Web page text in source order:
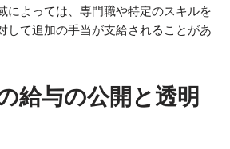
によっては、専門職や特定のスキルを
して追加の手当が支給されることがあ
給与の公開と透明